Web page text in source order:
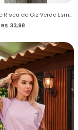
Muscle Tee Risca de Giz Verde Esmeralda
R$ 33,98